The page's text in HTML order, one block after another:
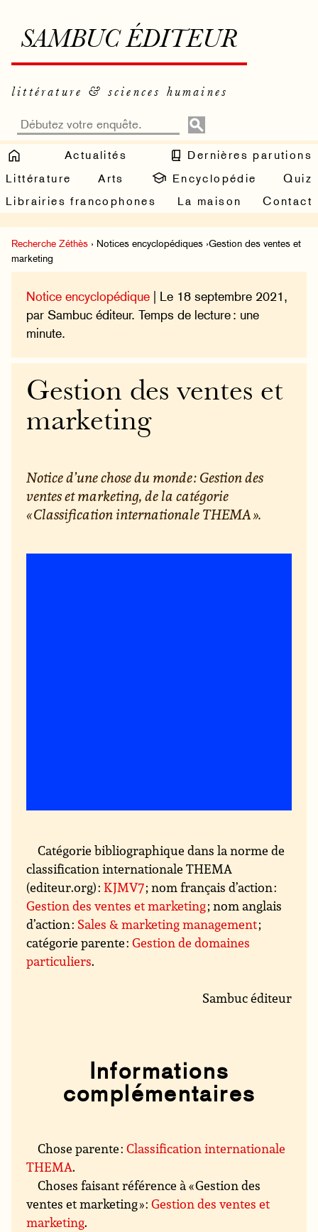
SAMBUC ÉDITEUR
littérature & sciences humaines
Actualités
Dernières parutions
Littérature
Arts Encyclopédie
Quiz
Librairies francophones
La maison Contact
Recherche Zéthès › Notices encyclopédiques ›Gestion des ventes et
marketing
Notice encyclopédique | Le 18 septembre 2021,
par Sambuc éditeur. Temps de lecture : une
minute.
Gestion des ventes et
marketing
Notice d’une chose du monde : Gestion des
ventes et marketing, de la catégorie
« Classification internationale THEMA ».
Catégorie bibliographique dans la norme de
classification internationale THEMA
(editeur.org) :KJMV7; nom français d’action :
Gestion des ventes et marketing; nom anglais
d’action : Sales & marketing management;
catégorie parente :Gestion de domaines
particuliers.
Sambuc éditeur
Informations
complémentaires
Chose parente :Classification internationale
THEMA.
Choses faisant référence à « Gestion des
ventes et marketing » :Gestion des ventes et
marketing.